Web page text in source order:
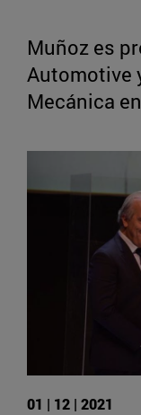
Muñoz es
Automotive
Mecánica
01 | 12 | 2021